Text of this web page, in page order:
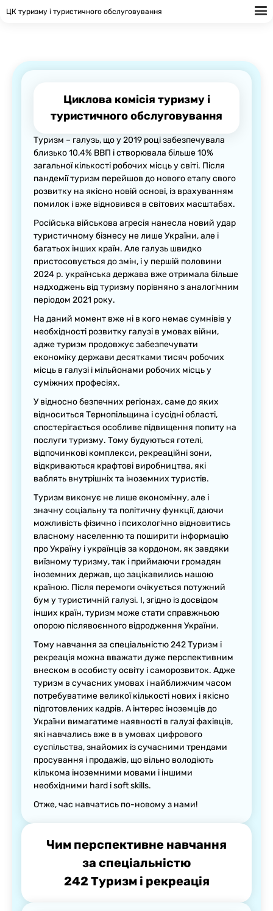
ЦК туризму і туристичного обслуговування
Про циклову комісію
Спеціальність
Студенту
Наші досягнення
Студентське дозвілля
Контакти
Циклова комісія туризму і
туристичного обслуговування
Туризм – галузь, що у 2019 році забезпечувала
близько 10,4% ВВП і створювала більше 10%
загальної кількості робочих місць у світі. Після
пандемії туризм перейшов до нового етапу свого
розвитку на якісно новій основі, із врахуванням
помилок і вже відновився в світових масштабах.
Російська військова агресія нанесла новий удар
туристичному бізнесу не лише України, але і
багатьох інших країн. Але галузь швидко
пристосовується до змін, і у першій половини
2024 р. українська держава вже отримала більше
надходжень від туризму порівняно з аналогічним
періодом 2021 року.
На даний момент вже ні в кого немає сумнівів у
необхідності розвитку галузі в умовах війни,
адже туризм продовжує забезпечувати
економіку держави десятками тисяч робочих
місць в галузі і мільйонами робочих місць у
суміжних професіях.
У відносно безпечних регіонах, саме до яких
відноситься Тернопільщина і сусідні області,
спостерігається особливе підвищення попиту на
послуги туризму. Тому будуються готелі,
відпочинкові комплекси, рекреаційні зони,
відкриваються крафтові виробництва, які
ваблять внутрішніх та іноземних туристів.
Туризм виконує не лише економічну, але і
значну соціальну та політичну функції, даючи
можливість фізично і психологічно відновитись
власному населенню та поширити інформацію
про Україну і українців за кордоном, як завдяки
виїзному туризму, так і приймаючи громадян
іноземних держав, що зацікавились нашою
країною. Після перемоги очікується потужний
бум у туристичній галузі. І, згідно із досвідом
інших країн, туризм може стати справжньою
опорою післявоєнного відродження України.
Тому навчання за спеціальністю 242 Туризм і
рекреація можна вважати дуже перспективним
внеском в особисту освіту і саморозвиток. Адже
туризм в сучасних умовах і найближчим часом
потребуватиме великої кількості нових і якісно
підготовлених кадрів. А інтерес іноземців до
України вимагатиме наявності в галузі фахівців,
які навчались вже в в умовах цифрового
суспільства, знайомих із сучасними трендами
просування і продажів, що вільно володіють
кількома іноземними мовами і іншими
необхідними hard і soft skills.
Отже, час навчатись по-новому з нами!
Чим перспективне навчання
за спеціальністю
242 Туризм і рекреація